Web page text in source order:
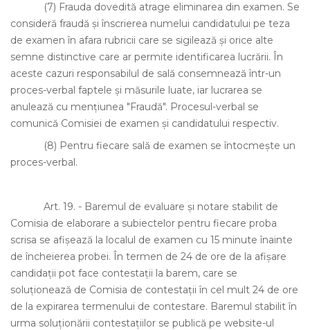
(7) Frauda dovedită atrage eliminarea din examen. Se
consideră fraudă şi înscrierea numelui candidatului pe teza
de examen în afara rubricii care se sigilează şi orice alte
semne distinctive care ar permite identificarea lucrării. În
aceste cazuri responsabilul de sală consemnează într-un
proces-verbal faptele şi măsurile luate, iar lucrarea se
anulează cu menţiunea "Fraudă". Procesul-verbal se
comunică Comisiei de examen şi candidatului respectiv.
(8) Pentru fiecare sală de examen se întocmeşte un
proces-verbal.
Art. 19. - Baremul de evaluare şi notare stabilit de
Comisia de elaborare a subiectelor pentru fiecare proba
scrisa se afişează la localul de examen cu 15 minute înainte
de încheierea probei. În termen de 24 de ore de la afişare
candidaţii pot face contestaţii la barem, care se
soluţionează de Comisia de contestaţii în cel mult 24 de ore
de la expirarea termenului de contestare. Baremul stabilit în
urma soluţionării contestaţiilor se publică pe website-ul